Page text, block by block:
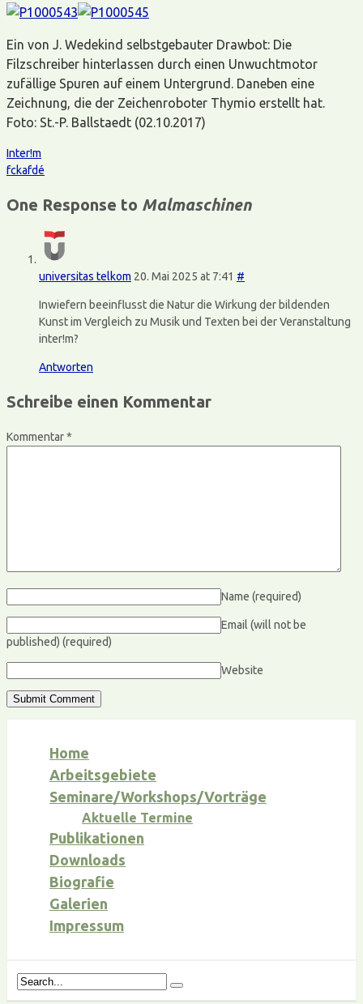
Ein von J. Wedekind selbstgebauter Drawbot: Die
Filzschreiber hinterlassen durch einen Unwuchtmotor
zufällige Spuren auf einem Untergrund. Daneben eine
Zeichnung, die der Zeichenroboter Thymio erstellt hat.
Foto: St.-P. Ballstaedt (02.10.2017)
Inter!m
fckafdé
One Response to Malmaschinen
universitas telkom 20. Mai 2025 at 7:41 #
Inwiefern beeinflusst die Natur die Wirkung der bildenden
Kunst im Vergleich zu Musik und Texten bei der Veranstaltung
inter!m?
Antworten
Schreibe einen Kommentar
Kommentar*
Name (required)
Email (will not be
published) (required)
Website
Home
Arbeitsgebiete
Seminare/Workshops/Vorträge
Aktuelle Termine
Publikationen
Downloads
Biografie
Galerien
Impressum